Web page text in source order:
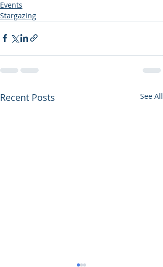
Events
Stargazing
Recent Posts See All